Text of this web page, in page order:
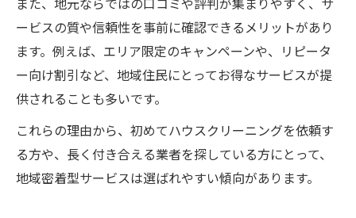
ービスの質や信頼性を事前に確認できるメリットがあり
ます。例えば、エリア限定のキャンペーンや、リピータ
ー向け割引など、地域住民にとってお得なサービスが提
供されることも多いです。
これらの理由から、初めてハウスクリーニングを依頼す
る方や、長く付き合える業者を探している方にとって、
地域密着型サービスは選ばれやすい傾向があります。